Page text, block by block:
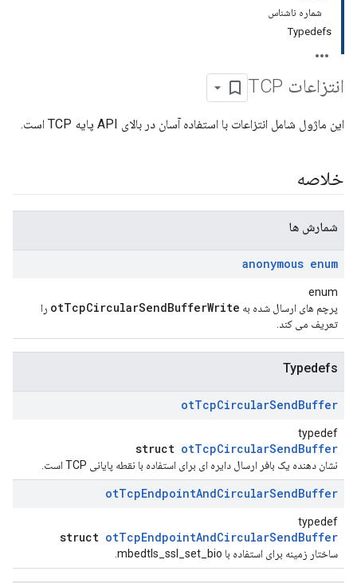
شماره ناشناس
Typedefs
انتزاعات TCP
این ماژول شامل انتزاعات با استفاده آسان در بالای API پایه TCP است.
خلاصه
شمارش ها
anonymous enum
enum
پرچم های ارسال شده به otTcpCircularSendBufferWrite را
تعریف می کند.
Typedefs
otTcpCircularSendBuffer
typedef
struct otTcpCircularSendBuffer
نشان دهنده یک بافر ارسال دایره ای برای استفاده با نقطه پایانی TCP است.
otTcpEndpointAndCircularSendBuffer
typedef
struct otTcpEndpointAndCircularSendBuffer
ساختار زمینه برای استفاده با mbedtls_ssl_set_bio.